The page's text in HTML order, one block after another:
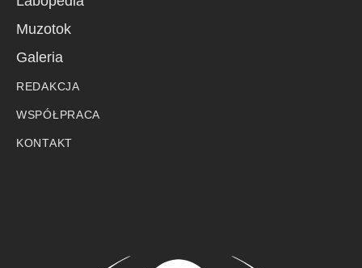
Muzotok
Galeria
REDAKCJA
WSPÓŁPRACA
KONTAKT